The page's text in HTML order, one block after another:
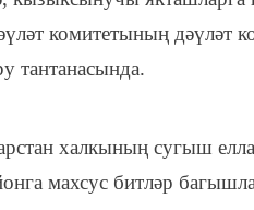
комитетының дәүләт
тантанасында.
халкының сугыш
махсус битләр